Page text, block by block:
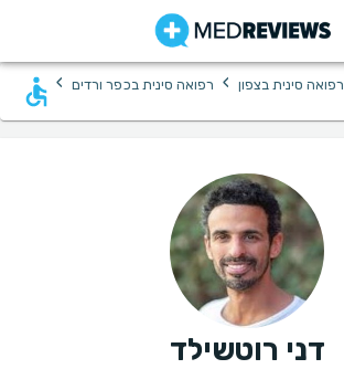
רפואה סינית בצפון › רפואה סינית בכפר ורדים ›
דני רוטשילד